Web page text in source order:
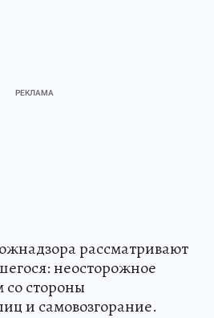
рассматривают
неосторожное
стороны
и самовозгорание.